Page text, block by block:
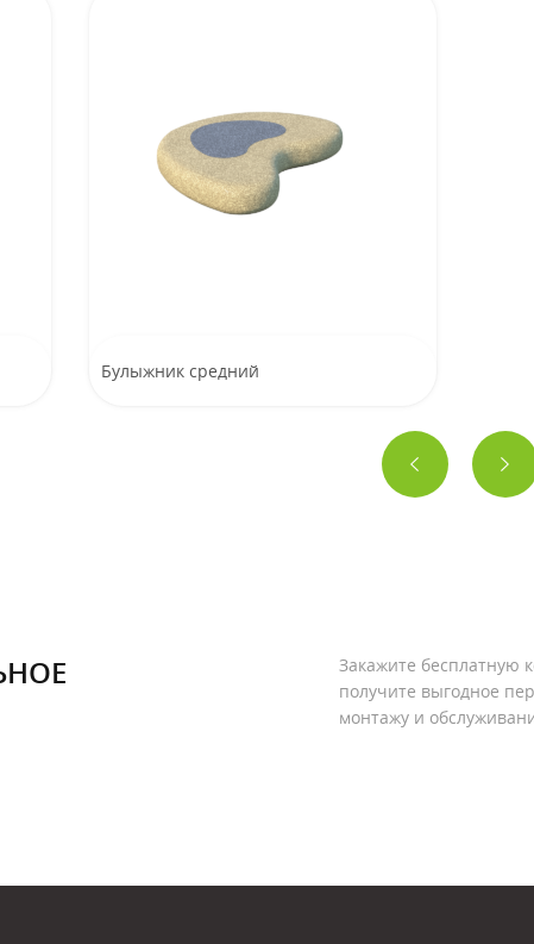
Булыжник средний
Закажите бесплатную
получите выгодное
монтажу и